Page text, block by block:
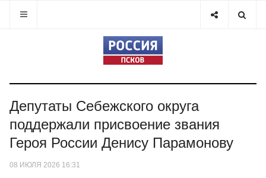
Депутаты Себежского округа
поддержали присвоение звания
Героя России Денису Парамонову
08 ИЮЛЯ 2026 16:31